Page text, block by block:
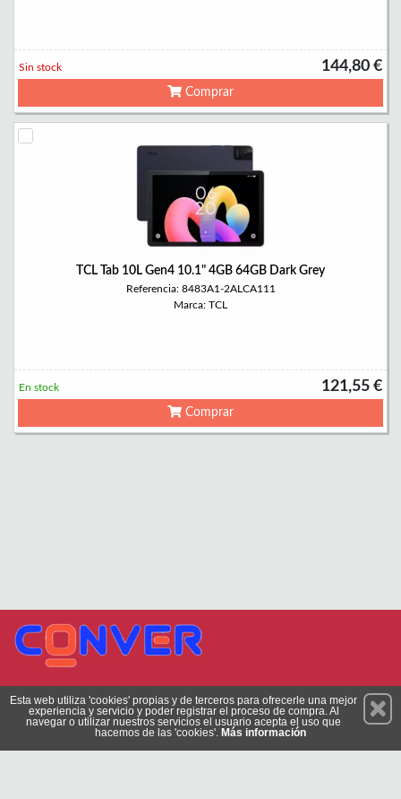
144,80 €
Sin stock
Comprar
TCL Tab 10L Gen4 10.1" 4GB 64GB Dark Grey
Referencia: 8483A1-2ALCA111
Marca: TCL
121,55 €
En stock
Comprar
Suscríbete
Esta web utiliza 'cookies' propias y de terceros para ofrecerle una mejor
experiencia y servicio y poder registrar el proceso de compra. Al
navegar o utilizar nuestros servicios el usuario acepta el uso que
hacemos de las 'cookies'. Más información